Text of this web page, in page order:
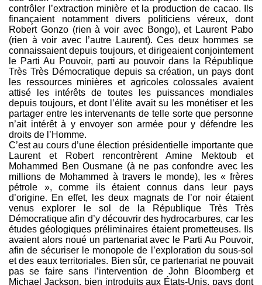
contrôler l’extraction minière et la production de cacao. Ils
finançaient notamment divers politiciens véreux, dont
Robert Gonzo (rien à voir avec Bongo), et Laurent Pabo
(rien à voir avec l’autre Laurent). Ces deux hommes se
connaissaient depuis toujours, et dirigeaient conjointement
le Parti Au Pouvoir, parti au pouvoir dans la République
Très Très Démocratique depuis sa création, un pays dont
les ressources minières et agricoles colossales avaient
attisé les intérêts de toutes les puissances mondiales
depuis toujours, et dont l’élite avait su les monétiser et les
partager entre les intervenants de telle sorte que personne
n’ait intérêt à y envoyer son armée pour y défendre les
droits de l’Homme.
C’est au cours d’une élection présidentielle importante que
Laurent et Robert rencontrèrent Amine Mektoub et
Mohammed Ben Ousmane (à ne pas confondre avec les
millions de Mohammed à travers le monde), les « frères
pétrole », comme ils étaient connus dans leur pays
d’origine. En effet, les deux magnats de l’or noir étaient
venus explorer le sol de la République Très Très
Démocratique afin d’y découvrir des hydrocarbures, car les
études géologiques préliminaires étaient prometteuses. Ils
avaient alors noué un partenariat avec le Parti Au Pouvoir,
afin de sécuriser le monopole de l’exploration du sous-sol
et des eaux territoriales. Bien sûr, ce partenariat ne pouvait
pas se faire sans l’intervention de John Bloomberg et
Michael Jackson, bien introduits aux États-Unis, pays dont